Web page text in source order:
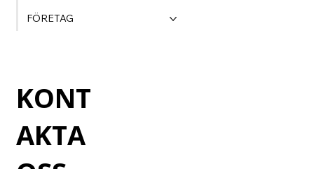
FÖRETAG
KONT
AKTA